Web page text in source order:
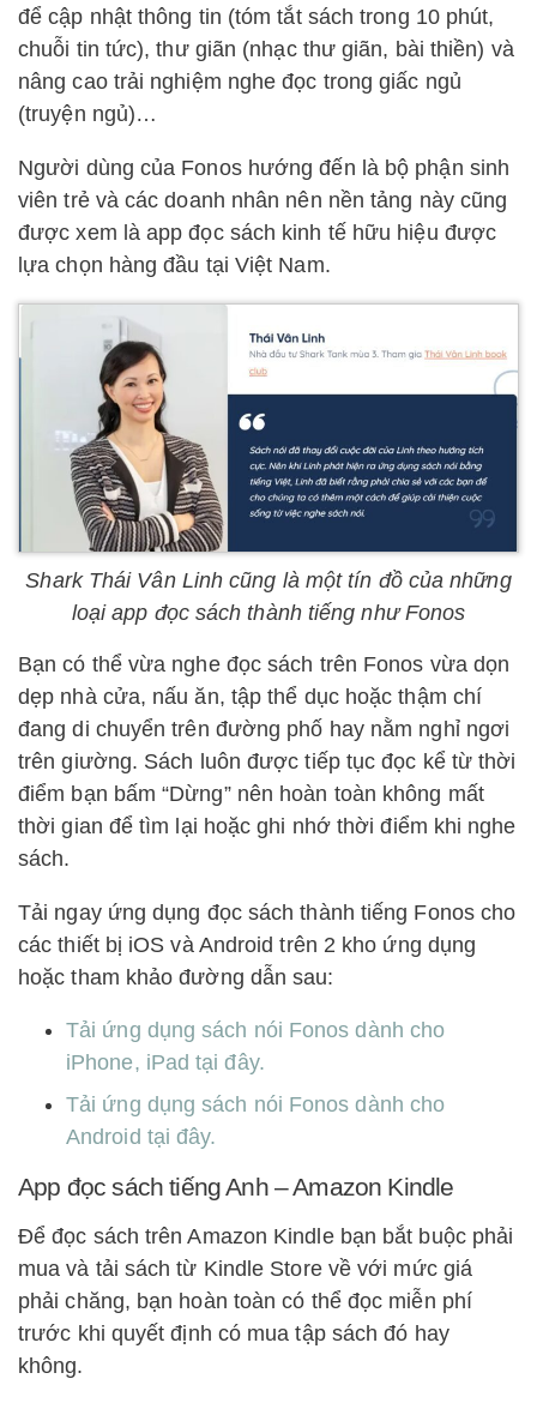
để cập nhật thông tin (tóm tắt sách trong 10 phút,
chuỗi tin tức), thư giãn (nhạc thư giãn, bài thiền) và
nâng cao trải nghiệm nghe đọc trong giấc ngủ
(truyện ngủ)…
Người dùng của Fonos hướng đến là bộ phận sinh
viên trẻ và các doanh nhân nên nền tảng này cũng
được xem là app đọc sách kinh tế hữu hiệu được
lựa chọn hàng đầu tại Việt Nam.
Shark Thái Vân Linh cũng là một tín đồ của những
loại app đọc sách thành tiếng như Fonos
Bạn có thể vừa nghe đọc sách trên Fonos vừa dọn
dẹp nhà cửa, nấu ăn, tập thể dục hoặc thậm chí
đang di chuyển trên đường phố hay nằm nghỉ ngơi
trên giường. Sách luôn được tiếp tục đọc kể từ thời
điểm bạn bấm “Dừng” nên hoàn toàn không mất
thời gian để tìm lại hoặc ghi nhớ thời điểm khi nghe
sách.
Tải ngay ứng dụng đọc sách thành tiếng Fonos cho
các thiết bị iOS và Android trên 2 kho ứng dụng
hoặc tham khảo đường dẫn sau:
Tải ứng dụng sách nói Fonos dành cho
iPhone, iPad tại đây.
Tải ứng dụng sách nói Fonos dành cho
Android tại đây.
App đọc sách tiếng Anh – Amazon Kindle
Để đọc sách trên Amazon Kindle bạn bắt buộc phải
mua và tải sách từ Kindle Store về với mức giá
phải chăng, bạn hoàn toàn có thể đọc miễn phí
trước khi quyết định có mua tập sách đó hay
không.